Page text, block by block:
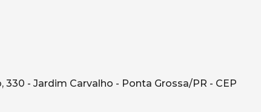
- Jardim Carvalho - Ponta Grossa/PR - CEP